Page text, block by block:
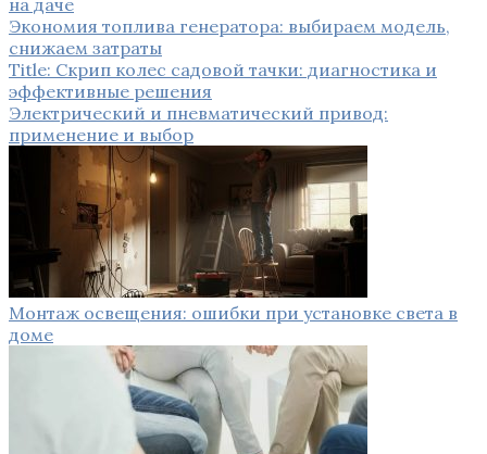
на даче
Экономия топлива генератора: выбираем модель,
снижаем затраты
Title: Скрип колес садовой тачки: диагностика и
эффективные решения
Электрический и пневматический привод:
применение и выбор
Монтаж освещения: ошибки при установке света в
доме